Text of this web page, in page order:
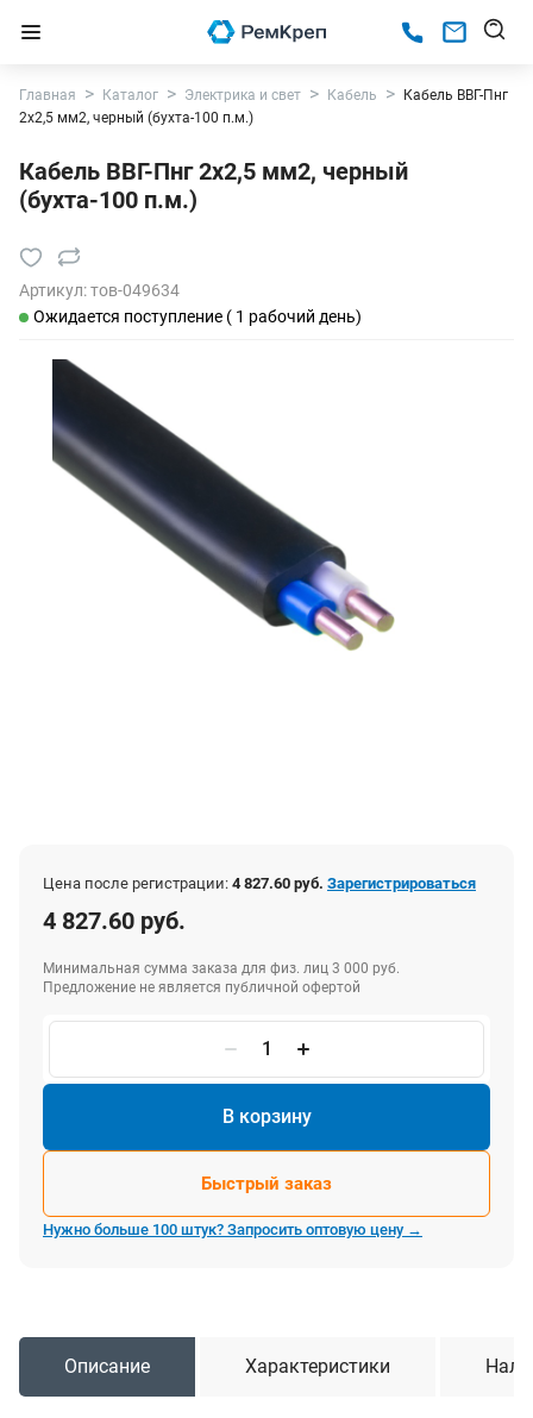
Главная Каталог Электрика и свет Кабель
Кабель ВВГ-Пнг
2х2,5 мм2, черный (бухта-100 п.м.)
Кабель ВВГ-Пнг 2х2,5 мм2, черный
(бухта-100 п.м.)
Артикул:тов-049634
Ожидается поступление ( 1 рабочий день)
Цена после регистрации: 4 827.60 руб. Зарегистрироваться
4 827.60 руб.
Минимальная сумма заказа для физ. лиц 3 000 руб.
Предложение не является публичной офертой
В корзину
Быстрый заказ
Нужно больше 100 штук? Запросить оптовую цену →
Описание Характеристики